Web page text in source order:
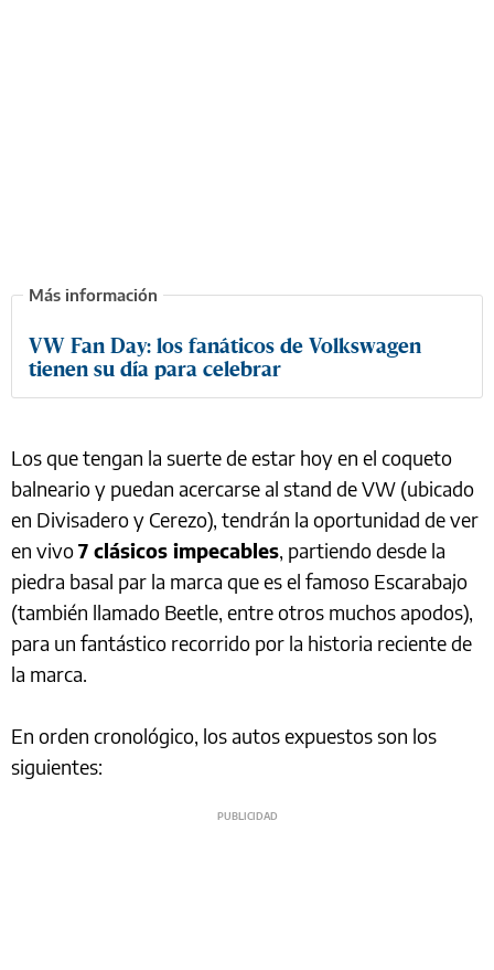
VW Fan Day: los fanáticos de Volkswagen
tienen su día para celebrar
Los que tengan la suerte de estar hoy en el coqueto
balneario y puedan acercarse al stand de VW (ubicado
en Divisadero y Cerezo), tendrán la oportunidad de ver
en vivo7 clásicos impecables, partiendo desde la
piedra basal par la marca que es el famoso Escarabajo
(también llamado Beetle, entre otros muchos apodos),
para un fantástico recorrido por la historia reciente de
la marca.
En orden cronológico, los autos expuestos son los
siguientes: